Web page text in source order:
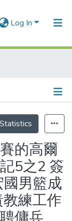
Log In
Statistics
的高爾
5之2 簽
男籃成
練工作